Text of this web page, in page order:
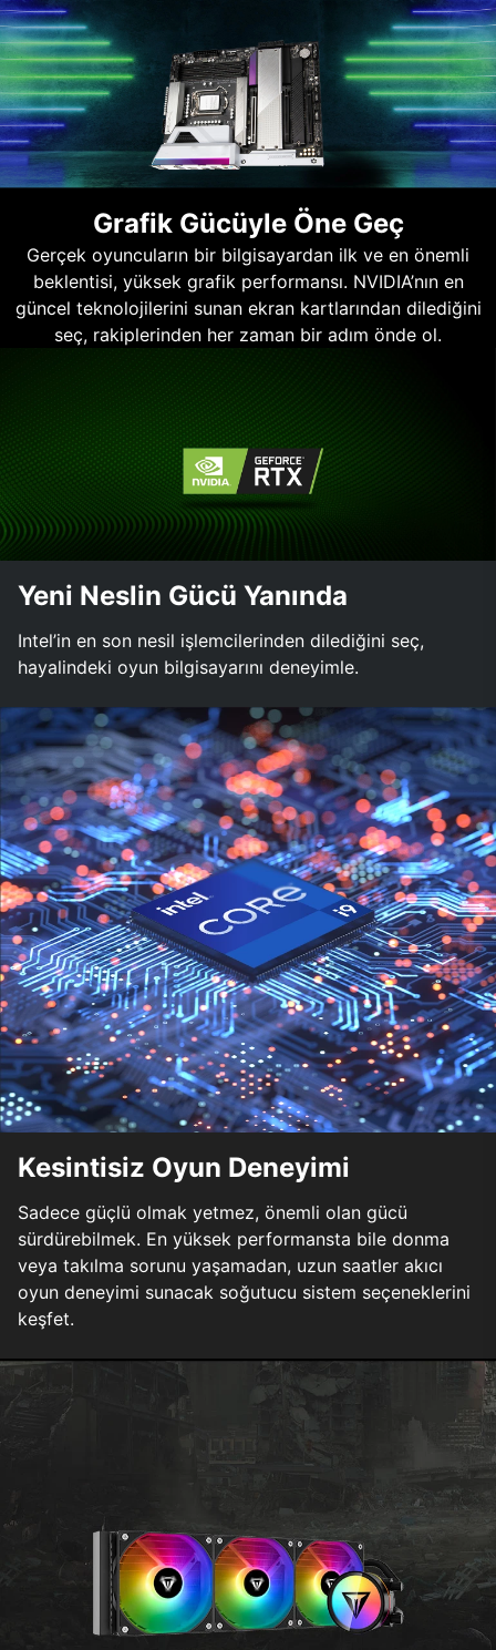
Grafik Gücüyle Öne Geç
Gerçek oyuncuların bir bilgisayardan ilk ve en önemli
beklentisi, yüksek grafik performansı. NVIDIA’nın en
güncel teknolojilerini sunan ekran kartlarından dilediğini
seç, rakiplerinden her zaman bir adım önde ol.
Yeni Neslin Gücü Yanında
Intel’in en son nesil işlemcilerinden dilediğini seç,
hayalindeki oyun bilgisayarını deneyimle.
Kesintisiz Oyun Deneyimi
Sadece güçlü olmak yetmez, önemli olan gücü
sürdürebilmek. En yüksek performansta bile donma
veya takılma sorunu yaşamadan, uzun saatler akıcı
oyun deneyimi sunacak soğutucu sistem seçeneklerini
keşfet.